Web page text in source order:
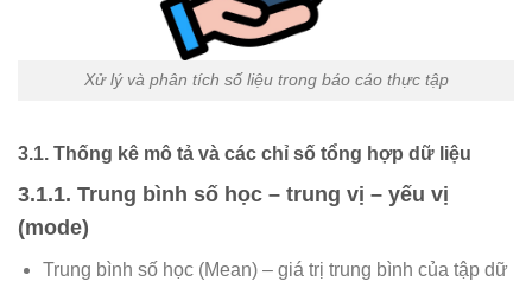
Xử lý và phân tích số liệu trong báo cáo thực tập
3.1. Thống kê mô tả và các chỉ số tổng hợp dữ liệu
3.1.1. Trung bình số học – trung vị – yếu vị
(mode)
Trung bình số học (Mean) – giá trị trung bình của tập dữ